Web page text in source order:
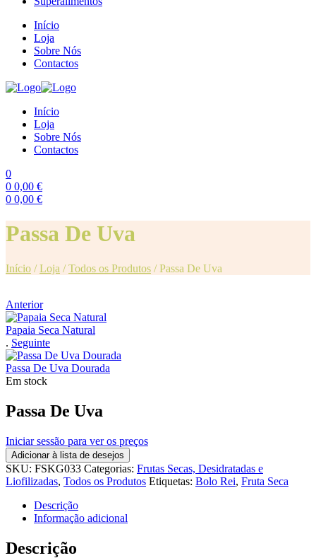
Início
Loja
Sobre Nós
Contactos
Início
Loja
Sobre Nós
Contactos
0
0 0,00 €
0 0,00 €
Passa De Uva
Início /Loja /Todos os Produtos /Passa De Uva
Anterior
Papaia Seca Natural
. Seguinte
Passa De Uva Dourada
Em stock
Passa De Uva
Iniciar sessão para ver os preços
Adicionar à lista de desejos
SKU: FSKG033 Categorias: Frutas Secas, Desidratadas e
Liofilizadas, Todos os Produtos Etiquetas: Bolo Rei, Fruta Seca
Descrição
Informação adicional
Descrição